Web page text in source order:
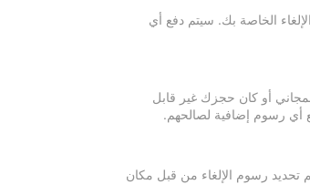
الخاصة بك. سيتم دفع أي
أو كان حجزك غير قابل
أي رسوم إضافية لصالحهم.
تحديد رسوم الإلغاء من قبل مكان